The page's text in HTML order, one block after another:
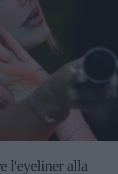
l'eyeliner alla